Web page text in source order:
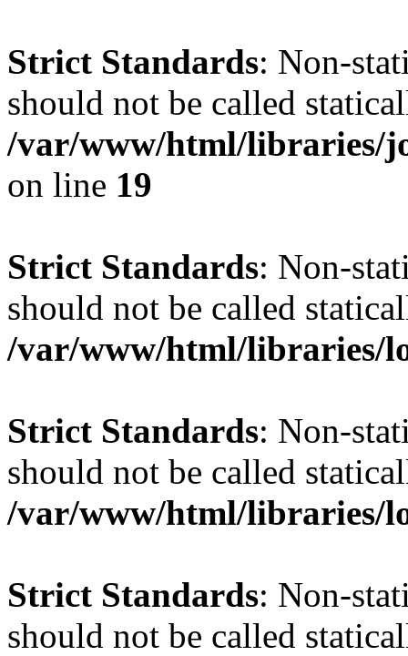
Strict Standards: Non-
should not be called
/var/www/html/libraries/
on line 19
Strict Standards: Non-
should not be called
/var/www/html/libraries/
Strict Standards: Non-
should not be called
/var/www/html/libraries/
Strict Standards: Non-
should not be called